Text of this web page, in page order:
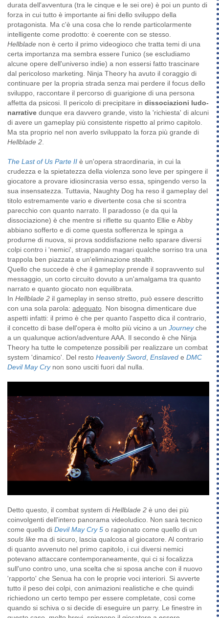
durata dell'avventura (tra le cinque e le sei ore) è poi un punto di
forza in cui tutto è importante ai fini dello sviluppo della
protagonista. Ma c'è una cosa che lo rende particolarmente
intelligente come prodotto: è coerente con se stesso.
Hellblade non è certo il primo videogioco che tratta temi di una
certa importanza ma sembra essere l'unico (se escludiamo
alcune opere dell'universo indie) a non essersi fatto trascinare
dal pericoloso marketing. Ninja Theory ha avuto il coraggio di
continuare per la propria strada senza mai perdere il focus dello
sviluppo, raccontare il percorso di guarigione di una persona
affetta da psicosi. Il pericolo di precipitare in dissociazioni ludo-
narrative dunque era davvero grande, visto la 'richiesta' di alcuni
di avere un gameplay più consistente rispetto al primo capitolo.
Ma sta proprio nel non averlo sviluppato la forza più grande di
Hellblade 2
The Last of Us Parte II è un'opera straordinaria, in cui la
crudezza e la spietatezza della violenza sono leve per spingere il
giocatore a provare idiosincrasia verso essa, spingendo verso la
sua insensatezza. Tuttavia, Naughty Dog ha reso il gameplay del
titolo estremamente vario e divertente cosa che si scontra
parecchio con quanto narrato. Il paradosso (e da qui la
dissociazione) è che mentre si riflette su quanto Ellie e Abby
abbiano sofferto e di come questa sofferenza le spinga a
produrne di nuova, si prova soddisfazione nello sparare diversi
colpi contro i 'nemici', strappando magari qualche sorriso tra una
trappola ben piazzata e un'eliminazione stealth.
Quello che succede è che il gameplay prende il sopravvento sul
messaggio, un corto circuito dovuto a un'amalgama tra quanto
narrato e quanto giocato non equilibrata.
In Hellblade 2 il gameplay in senso stretto, può essere descritto
con una sola parola: adeguato . Non bisogna dimenticare due
aspetti infatti: il primo è che per quanto l'aspetto dica il contrario,
il concetto di base dell'opera è molto più vicino a un Journeyche
a un qualunque action/adventure AAA. Il secondo è che Ninja
Theory ha tutte le competenze possibili per realizzare un combat
system 'dinamico'. Del resto Heavenly Sword Enslaved e DMC
Devil May Crynon sono usciti fuori dal nulla.
Detto questo, il combat system di Hellblade 2 è uno dei più
coinvolgenti dell'intero panorama videoludico. Non sarà tecnico
come quello di Devil May Cry 5 o ragionato come quello di un
souls like ma di sicuro, lascia qualcosa al giocatore. Al contrario
di quanto avvenuto nel primo capitolo, i cui diversi nemici
potevano attaccare contemporaneamente, qui ci si focalizza
sull'uno contro uno, una scelta che si sposa anche con il nuovo
'rapporto' che Senua ha con le proprie voci interiori. Si avverte
tutto il peso dei colpi, con animazioni realistiche e che quindi
richiedono un certo tempo per essere completate, così come
quando si schiva o si decide di eseguire un parry. Le finestre in